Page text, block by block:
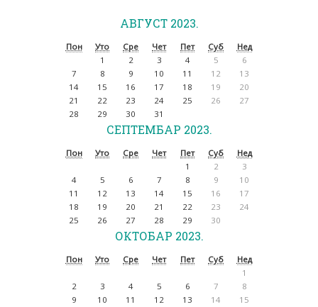
АВГУСТ 2023.
Пон Уто Сре Чет Пет Суб
Нед
1
2 3 4 5
6
7
8 9 10 11 12
13
14
15 16 17 18 19
20
21
22 23 24 25 26
27
28
29 30 31
СЕПТЕМБАР 2023.
Пон Уто Сре Чет Пет Суб
Нед
1
2
3
4
5 6 7 8 9
10
11
12 13 14 15 16
17
18
19 20 21 22 23
24
25
26 27 28 29 30
ОКТОБАР 2023.
Пон Уто Сре Чет Пет Суб
Нед
1
2
3 4 5 6 7
8
9
10 11 12 13 14
15